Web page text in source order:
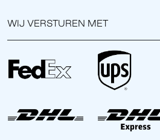
WIJ VERSTUREN MET